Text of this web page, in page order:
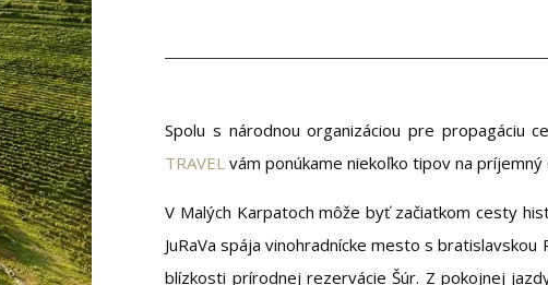
Spolu s národnou organizáciou pre propagáciu
TRAVEL vám ponúkame niekoľko tipov na príjemný
V Malých Karpatoch môže byť začiatkom cesty
JuRaVa spája vinohradnícke mesto s bratislavskou
blízkosti prírodnej rezervácie Šúr. Z pokojnej